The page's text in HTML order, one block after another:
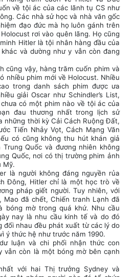
về tội ác của các lãnh tụ CS như
Các nhà sử học và nhà văn gốc
đạo đức mà họ luôn gánh trên
rơi vào quên lãng. Họ cũng
Hitler là tội nhân hàng đầu của
và dường như y vẫn còn đang
cũng vậy, hàng trăm cuốn phim và
nhiều phim mới về Holocust. Nhiều
trong danh sách phim được ưa
giải Oscar như Schindler’s List,
có một phim nào về tội ác của
đau thương nhất trong lịch sử
những thời kỳ Cải Cách Ruộng Đất,
Tiến Nhảy Vọt, Cách Mạng Văn
có cũng không thu hút khán giả
Quốc và đương nhiên không
Quốc, nơi có thị trường phim ảnh
Mỹ.
là người không đáng nguyền rủa
Đông, Hitler chỉ là một học trò về
pháp giết người. Tuy nhiên, với
Mao đã chết, Chiến tranh Lạnh đã
bóng mờ trong quá khứ. Nhu cầu
nay là nhu cầu kinh tế và do đó
đối nhau đều phát xuất từ các lý do
ý thức hệ như trước năm 1990.
luận và chi phối nhận thức con
vẫn còn là một bóng mờ bên cạnh
với hai Thị trưởng Sydney và